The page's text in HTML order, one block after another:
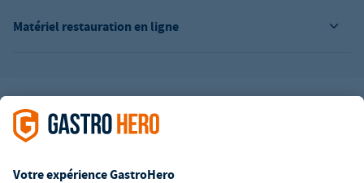
Matériel restauration en ligne
L’offre de la société GastroHero est exclusivement destinée aux
entreprises. Tous les prix sont des prix unitaires nets majorés de
Certaines méthodes de paiement peuvent entraîner des frais